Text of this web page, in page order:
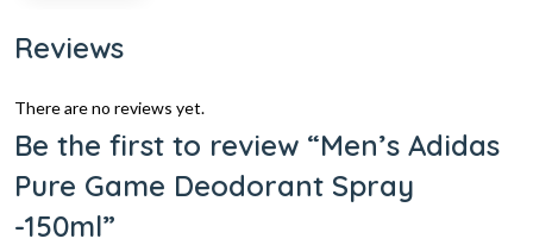
Reviews
There are no reviews yet.
Be the first to review “Men’s Adidas
Pure Game Deodorant Spray
-150ml”